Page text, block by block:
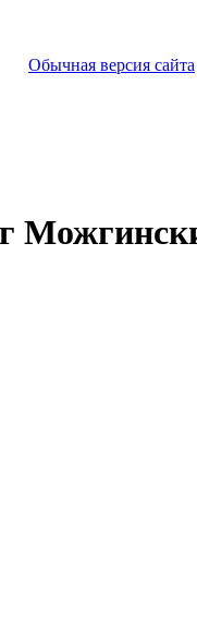
Обычная версия сайта